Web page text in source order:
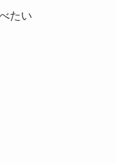
たい